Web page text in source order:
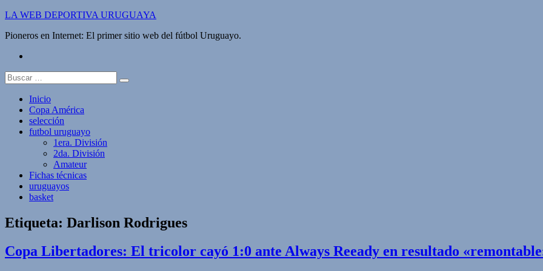
Saltar
contenido
LA WEB DEPORTIVA URUGUAYA
Pioneros en Internet: El primer sitio web del fútbol Uruguayo.
Buscar:
Inicio
Copa América
selección
futbol uruguayo
1era. División
2da. División
Amateur
Fichas técnicas
uruguayos
basket
Etiqueta: Darlison Rodrigues
Copa Libertadores: El tricolor cayó 1:0 ante Always Reeady en resultado